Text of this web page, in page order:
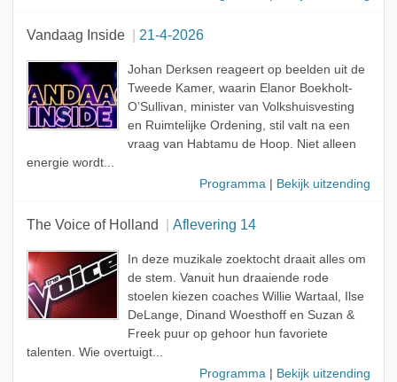
Vandaag Inside 21-4-2026
Johan Derksen reageert op beelden uit de
Tweede Kamer, waarin Elanor Boekholt-
O’Sullivan, minister van Volkshuisvesting
en Ruimtelijke Ordening, stil valt na een
vraag van Habtamu de Hoop. Niet alleen
energie wordt...
Programma
Bekijk uitzending
The Voice of Holland Aflevering 14
In deze muzikale zoektocht draait alles om
de stem. Vanuit hun draaiende rode
stoelen kiezen coaches Willie Wartaal, Ilse
DeLange, Dinand Woesthoff en Suzan &
Freek puur op gehoor hun favoriete
talenten. Wie overtuigt...
Programma
Bekijk uitzending